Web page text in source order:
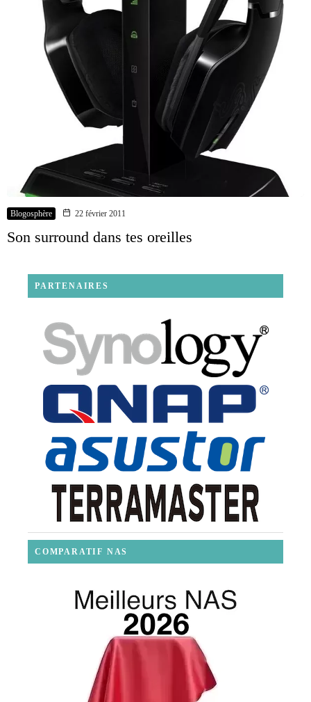
Blogosphère 22 février 2011
Son surround dans tes oreilles
PARTENAIRES
COMPARATIF NAS